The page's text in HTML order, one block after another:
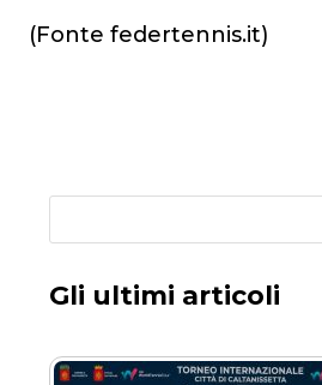
(Fonte federtennis.it)
Gli ultimi articoli